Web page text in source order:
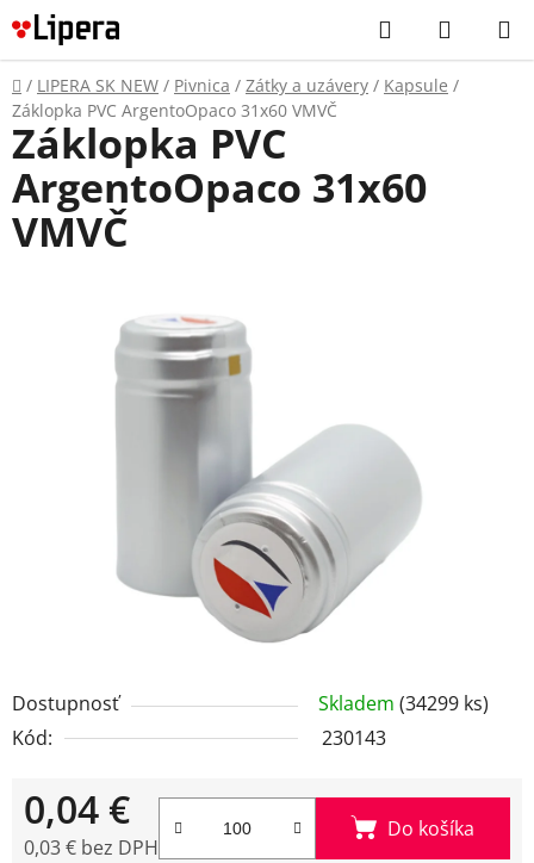
Prejsť
na
obsah
Hľadať
KOŠÍK
Domov
/ LIPERA SK NEW / Pivnica / Zátky a uzávery / Kapsule /
Záklopka PVC ArgentoOpaco 31x60 VMVČ
Dostupnosť Skladem (34299 ks)
Kód:
230143
0,04 €
0,03 € bez DPH
Do košíka
Záklopka PVC
ArgentoOpaco 31x60
VMVČ